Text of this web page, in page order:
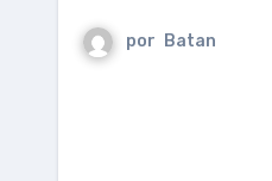
por Batan